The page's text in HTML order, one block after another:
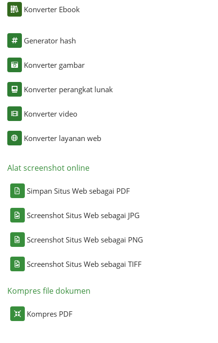
Konverter Ebook
Generator hash
Konverter gambar
Konverter perangkat lunak
Konverter video
Konverter layanan web
Alat screenshot online
Simpan Situs Web sebagai PDF
Screenshot Situs Web sebagai JPG
Screenshot Situs Web sebagai PNG
Screenshot Situs Web sebagai TIFF
Kompres file dokumen
Kompres PDF